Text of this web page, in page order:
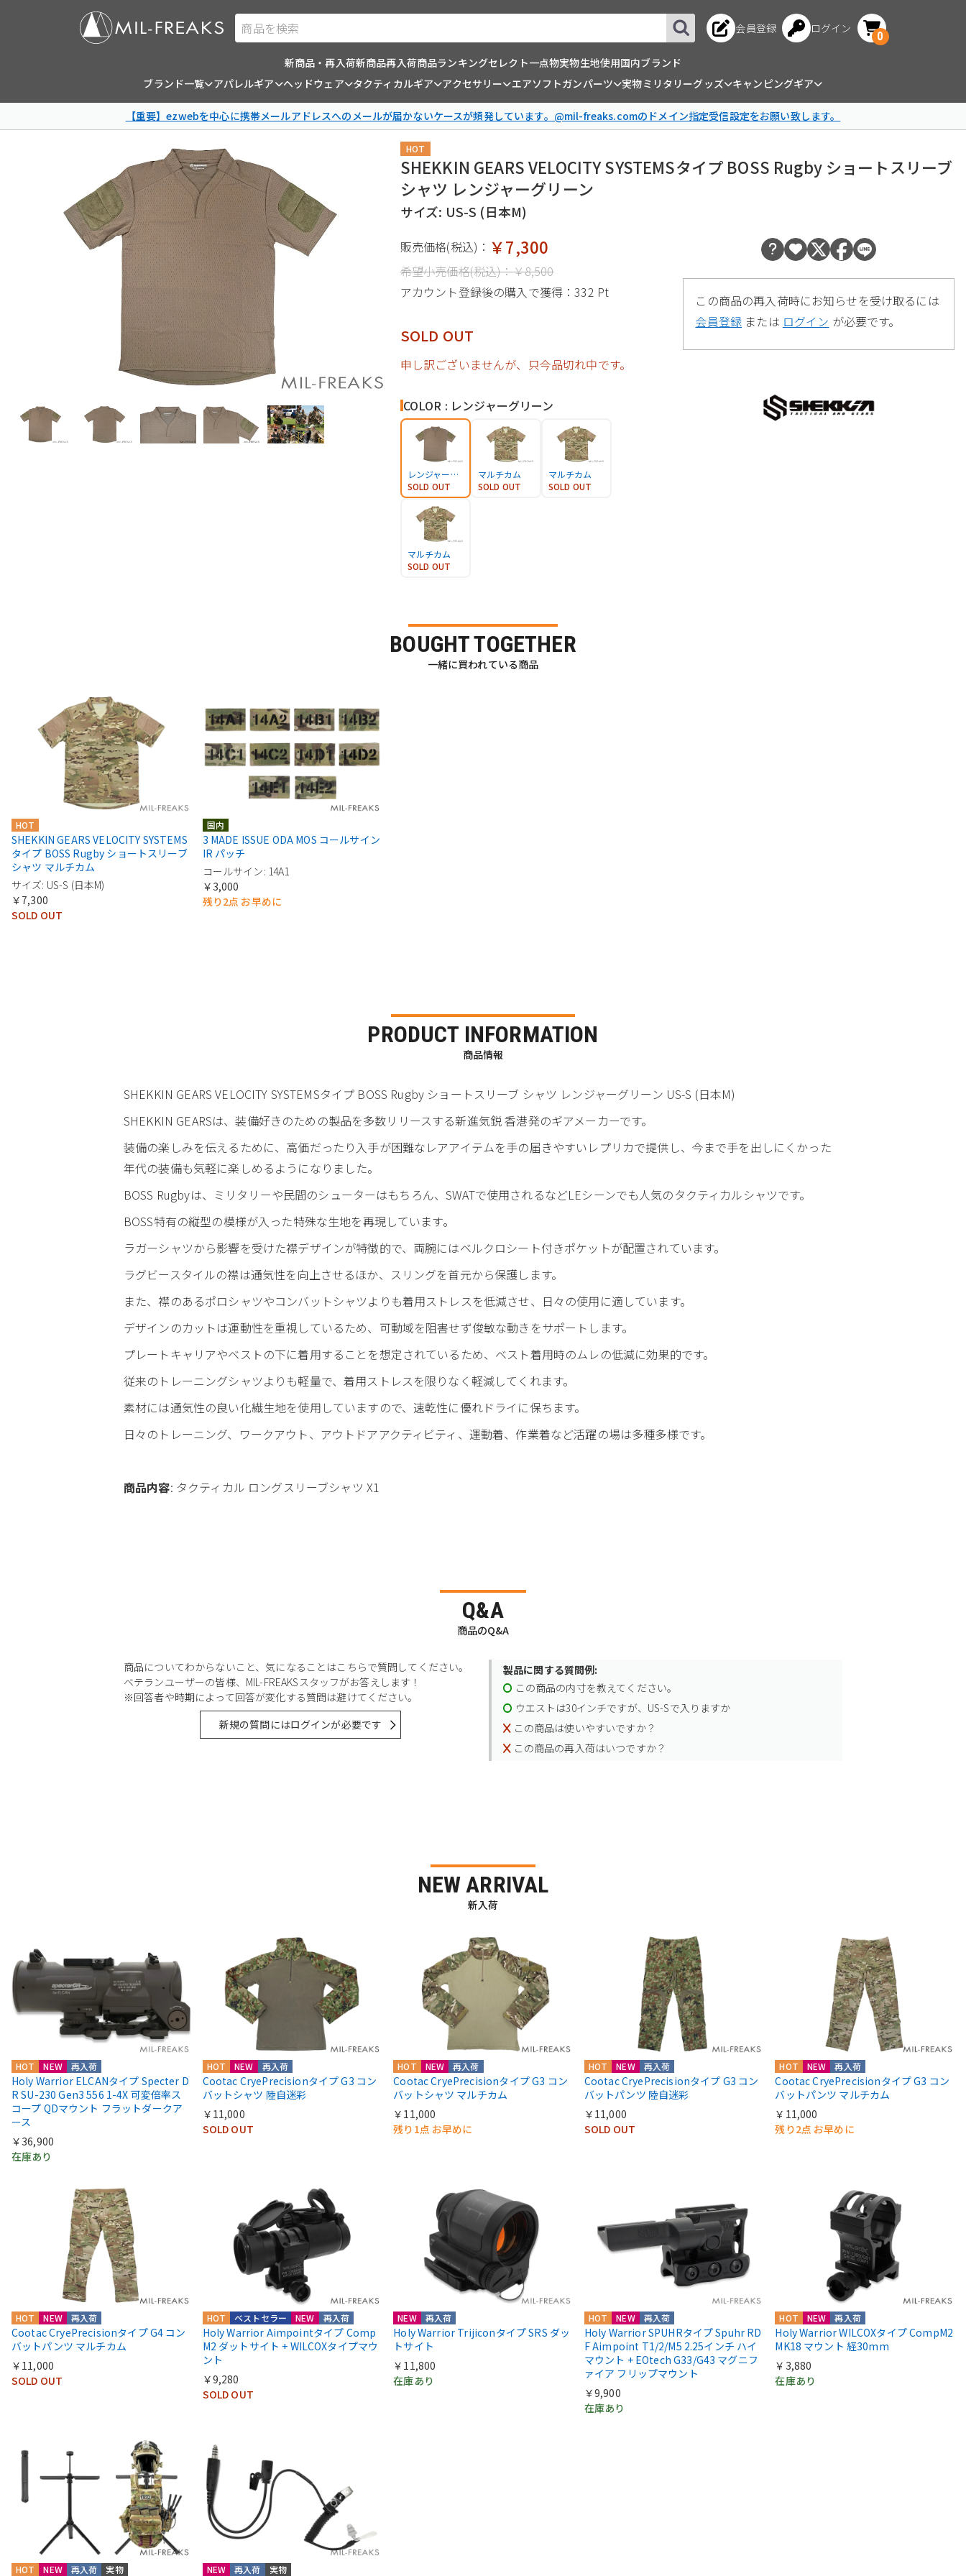
商品を検索 会員登録 ログイン
0
新商品・再入荷新商品再入荷商品ランキングセレクト一点物実物生地使用国内ブランド
ブランド一覧
アパレルギア ヘッドウェア タクティカルギア アクセサリー エアソフトガンパーツ 実物ミリタリーグッズ キャンピングギア
【重要】ezwebを中心に携帯メールアドレスへのメールが届かないケースが頻発しています。@mil-freaks.comのドメイン指定受信設定をお願い致します。
HOT
SHEKKIN GEARS VELOCITY SYSTEMSタイプ BOSS Rugby ショートスリーブ
シャツ レンジャーグリーン
サイズ: US-S (日本M)
販売価格(税込)： ￥7,300
希望小売価格(税込)：￥8,500
アカウント登録後の購入で獲得：332 Pt
SOLD OUT
申し訳ございませんが、只今品切れ中です。
COLOR : レンジャーグリーン
レンジャーグリーン
SOLD OUT
マルチカム
SOLD OUT
マルチカム
SOLD OUT
マルチカム
SOLD OUT
この商品の再入荷時にお知らせを受け取るには
会員登録 または ログイン が必要です。
BOUGHT TOGETHER
一緒に買われている商品
HOT
SHEKKIN GEARS VELOCITY SYSTEMS
タイプ BOSS Rugby ショートスリーブ
シャツ マルチカム
サイズ: US-S (日本M)
￥7,300
SOLD OUT
国内
3 MADE ISSUE ODA MOS コールサイン
IR パッチ
コールサイン: 14A1
￥3,000
残り2点 お早めに
PRODUCT INFORMATION
商品情報
SHEKKIN GEARS VELOCITY SYSTEMSタイプ BOSS Rugby ショートスリーブ シャツ レンジャーグリーン US-S (日本M)
SHEKKIN GEARSは、装備好きのための製品を多数リリースする新進気鋭 香港発のギアメーカーです。
装備の楽しみを伝えるために、高価だったり入手が困難なレアアイテムを手の届きやすいレプリカで提供し、今まで手を出しにくかった
年代の装備も気軽に楽しめるようになりました。
BOSS Rugbyは、ミリタリーや民間のシューターはもちろん、SWATで使用されるなどLEシーンでも人気のタクティカルシャツです。
BOSS特有の縦型の模様が入った特殊な生地を再現しています。
ラガーシャツから影響を受けた襟デザインが特徴的で、両腕にはベルクロシート付きポケットが配置されています。
ラグビースタイルの襟は通気性を向上させるほか、スリングを首元から保護します。
また、襟のあるポロシャツやコンバットシャツよりも着用ストレスを低減させ、日々の使用に適しています。
デザインのカットは運動性を重視しているため、可動域を阻害せず俊敏な動きをサポートします。
プレートキャリアやベストの下に着用することを想定されているため、ベスト着用時のムレの低減に効果的です。
従来のトレーニングシャツよりも軽量で、着用ストレスを限りなく軽減してくれます。
素材には通気性の良い化繊生地を使用していますので、速乾性に優れドライに保ちます。
日々のトレーニング、ワークアウト、アウトドアアクティビティ、運動着、作業着など活躍の場は多種多様です。
商品内容: タクティカル ロングスリーブシャツ X1
Q&A
商品のQ&A
商品についてわからないこと、気になることはこちらで質問してください。
ベテランユーザーの皆様、MIL-FREAKSスタッフがお答えします！
※回答者や時期によって回答が変化する質問は避けてください。
新規の質問にはログインが必要です
製品に関する質問例:
この商品の内寸を教えてください。
ウエストは30インチですが、US-Sで入りますか
この商品は使いやすいですか？
この商品の再入荷はいつですか？
NEW ARRIVAL
新入荷
HOT NEW 再入荷
Holy Warrior ELCANタイプ Specter D
R SU-230 Gen3 556 1-4X 可変倍率ス
コープ QDマウント フラットダークア
ース
￥36,900
在庫あり
HOT NEW 再入荷
Cootac CryePrecisionタイプ G3 コン
バットシャツ 陸自迷彩
￥11,000
SOLD OUT
HOT NEW 再入荷
Cootac CryePrecisionタイプ G3 コン
バットシャツ マルチカム
￥11,000
残り1点 お早めに
HOT NEW 再入荷
Cootac CryePrecisionタイプ G3 コン
バットパンツ 陸自迷彩
￥11,000
SOLD OUT
HOT NEW 再入荷
Cootac CryePrecisionタイプ G3 コン
バットパンツ マルチカム
￥11,000
残り2点 お早めに
HOT NEW 再入荷
Cootac CryePrecisionタイプ G4 コン
バットパンツ マルチカム
￥11,000
SOLD OUT
HOT NEW 再入荷
ベストセラー
Holy Warrior Aimpointタイプ Comp
M2 ダットサイト + WILCOXタイプマウ
ント
￥9,280
SOLD OUT
NEW 再入荷
Holy Warrior Trijiconタイプ SRS ダッ
トサイト
￥11,800
在庫あり
HOT NEW 再入荷
Holy Warrior SPUHRタイプ Spuhr RD
F Aimpoint T1/2/M5 2.25インチ ハイ
マウント + EOtech G33/G43 マグニフ
ァイア フリップマウント
￥9,900
在庫あり
HOT NEW 再入荷
Holy Warrior WILCOXタイプ CompM2
MK18 マウント 経30mm
￥3,880
在庫あり
HOT NEW 再入荷 実物 NEW 再入荷 実物